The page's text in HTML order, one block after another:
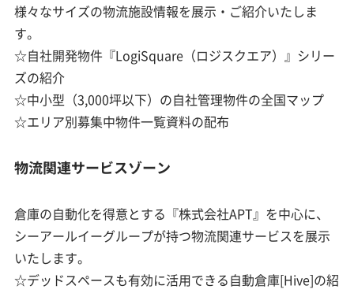
様々なサイズの物流施設情報を展示・ご紹介いたしま
す。
☆自社開発物件『LogiSquare（ロジスクエア）』シリー
ズの紹介
☆中小型（3,000坪以下）の自社管理物件の全国マップ
☆エリア別募集中物件一覧資料の配布
物流関連サービスゾーン
倉庫の自動化を得意とする『株式会社APT』を中心に、
シーアールイーグループが持つ物流関連サービスを展示
いたします。
☆デッドスペースも有効に活用できる自動倉庫[Hive]の紹